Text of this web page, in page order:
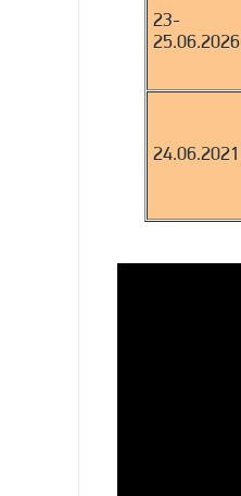
23-
25.06.2026
24.06.2021